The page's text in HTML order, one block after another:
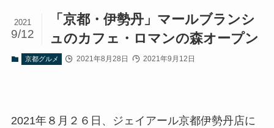
「京都・伊勢丹」マールブランシ
ュのカフェ・ロマンの森オープン
2021
9/12
京都グルメ 2021年8月28日 2021年9月12日
2021年８月２６日、ジェイアール京都伊勢丹店に